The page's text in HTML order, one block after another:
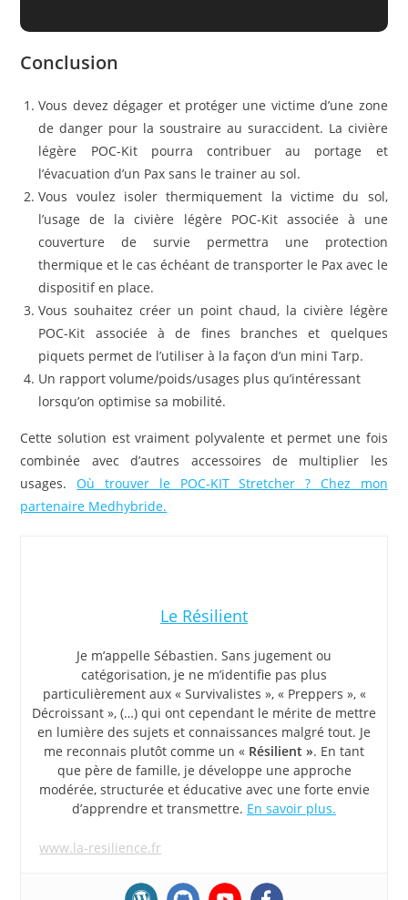
Conclusion
Vous devez dégager et protéger une victime d’une zone
de danger pour la soustraire au suraccident. La civière
légère POC-Kit pourra contribuer au portage et
l’évacuation d’un Pax sans le trainer au sol.
Vous voulez isoler thermiquement la victime du sol,
l’usage de la civière légère POC-Kit associée à une
couverture de survie permettra une protection
thermique et le cas échéant de transporter le Pax avec le
dispositif en place.
Vous souhaitez créer un point chaud, la civière légère
POC-Kit associée à de fines branches et quelques
piquets permet de l’utiliser à la façon d’un mini Tarp.
Un rapport volume/poids/usages plus qu’intéressant
lorsqu’on optimise sa mobilité.
Cette solution est vraiment polyvalente et permet une fois
combinée avec d’autres accessoires de multiplier les
usages.Où trouver le POC-KIT Stretcher ? Chez mon
partenaire Medhybride.
Le Résilient
Je m’appelle Sébastien. Sans jugement ou
catégorisation, je ne m’identifie pas plus
particulièrement aux « Survivalistes », « Preppers », «
Décroissant », (…) qui ont cependant le mérite de mettre
en lumière des sujets et connaissances malgré tout. Je
me reconnais plutôt comme un « Résilient ». En tant
que père de famille, je développe une approche
modérée, structurée et éducative avec une forte envie
d’apprendre et transmettre. En savoir plus.
www.la-resilience.fr